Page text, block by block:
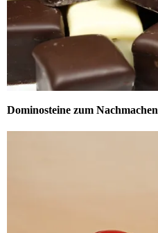
Dominosteine zum Nachmachen